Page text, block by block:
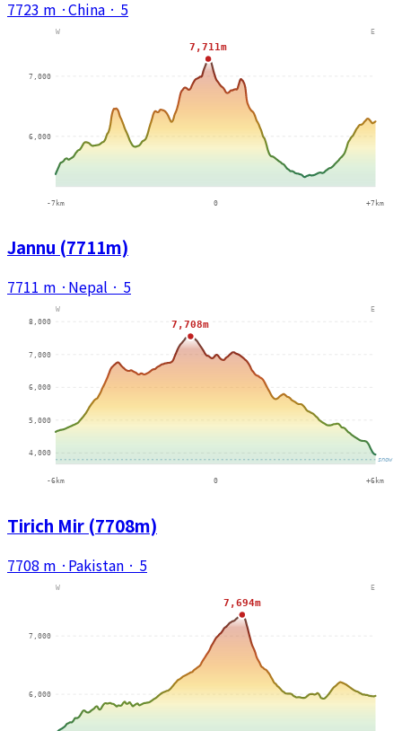
7723 m ·China · 5
Jannu (7711m)
7711 m · Nepal · 5
Tirich Mir (7708m)
7708 m · Pakistan · 5